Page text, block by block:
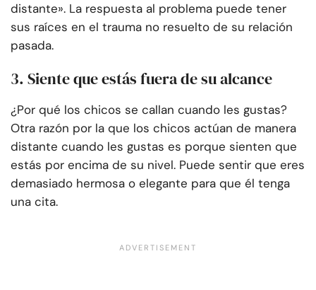
distante». La respuesta al problema puede tener
sus raíces en el trauma no resuelto de su relación
pasada.
3. Siente que estás fuera de su alcance
¿Por qué los chicos se callan cuando les gustas?
Otra razón por la que los chicos actúan de manera
distante cuando les gustas es porque sienten que
estás por encima de su nivel. Puede sentir que eres
demasiado hermosa o elegante para que él tenga
una cita.